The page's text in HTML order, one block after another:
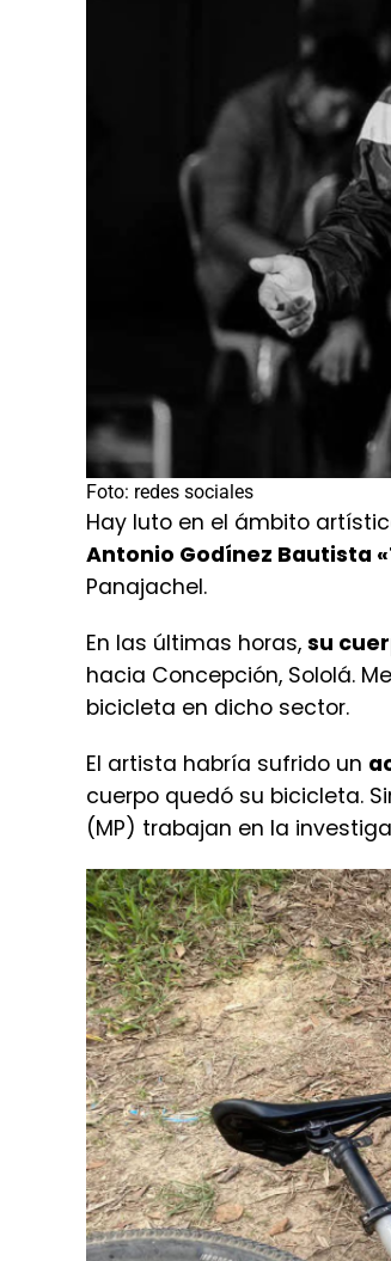
Foto: redes sociales
Hay luto en el ámbito
Antonio Godínez Bautista
Panajachel.
En las últimas horas,su
hacia Concepción, Sololá.
bicicleta en dicho sector.
El artista habría sufrido un
cuerpo quedó su bicicleta.
(MP) trabajan en la